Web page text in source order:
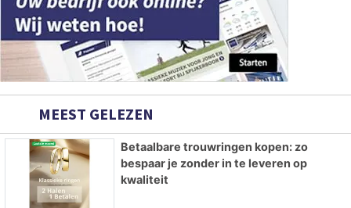
MEEST GELEZEN
Betaalbare trouwringen kopen: zo
bespaar je zonder in te leveren op
kwaliteit